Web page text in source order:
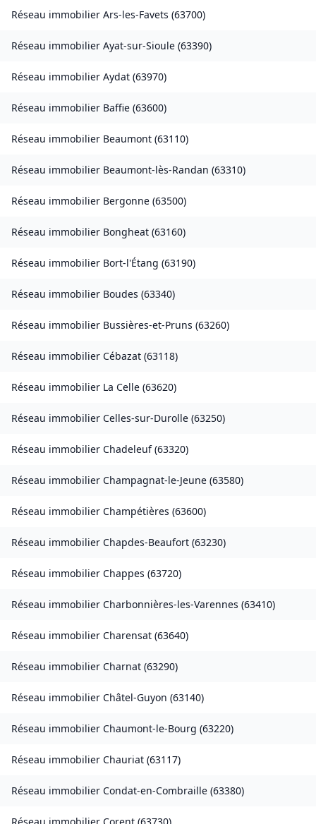
Réseau immobilier Ars-les-Favets (63700)
Réseau immobilier Ayat-sur-Sioule (63390)
Réseau immobilier Aydat (63970)
Réseau immobilier Baffie (63600)
Réseau immobilier Beaumont (63110)
Réseau immobilier Beaumont-lès-Randan (63310)
Réseau immobilier Bergonne (63500)
Réseau immobilier Bongheat (63160)
Réseau immobilier Bort-l'Étang (63190)
Réseau immobilier Boudes (63340)
Réseau immobilier Bussières-et-Pruns (63260)
Réseau immobilier Cébazat (63118)
Réseau immobilier La Celle (63620)
Réseau immobilier Celles-sur-Durolle (63250)
Réseau immobilier Chadeleuf(63320)
Réseau immobilier Champagnat-le-Jeune (63580)
Réseau immobilier Champétières (63600)
Réseau immobilier Chapdes-Beaufort (63230)
Réseau immobilier Chappes (63720)
Réseau immobilier Charbonnières-les-Varennes (63410)
Réseau immobilier Charensat (63640)
Réseau immobilier Charnat (63290)
Réseau immobilier Châtel-Guyon (63140)
Réseau immobilier Chaumont-le-Bourg (63220)
Réseau immobilier Chauriat (63117)
Réseau immobilier Condat-en-Combraille (63380)